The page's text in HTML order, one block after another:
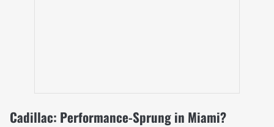
Cadillac: Performance-Sprung in Miami?